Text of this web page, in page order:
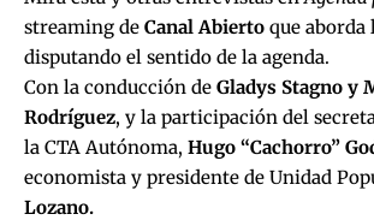
streaming de Canal Abierto que
disputando el sentido de la agenda.
Con la conducción de Gladys Stagno y
Rodríguez, y la participación del
la CTA Autónoma, Hugo “Cachorro”
economista y presidente de Unidad
Lozano.